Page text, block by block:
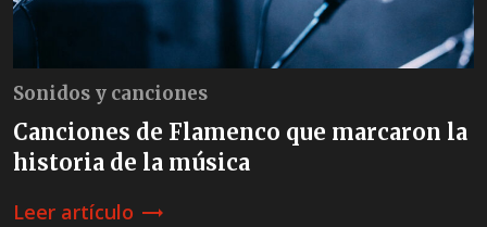
Sonidos y canciones
Canciones de Flamenco que marcaron la
historia de la música
Leer artículo trending_flat